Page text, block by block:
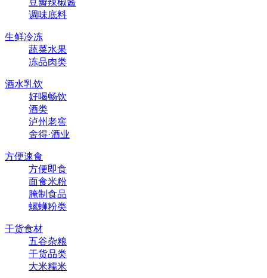
调味底料
生鲜冷冻
蔬菜水果
冻品肉类
酒水乳饮
好喝畅饮
酒类
泸州老窖
舍得·酒业
方便速食
方便即食
面食米粉
腌制食品
螺蛳粉类
干货食材
五谷杂粮
干货品类
大米糯米